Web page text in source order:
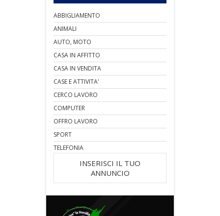
ABBIGLIAMENTO
ANIMALI
AUTO, MOTO
CASA IN AFFITTO
CASA IN VENDITA
CASE E ATTIVITA'
CERCO LAVORO
COMPUTER
OFFRO LAVORO
SPORT
TELEFONIA
INSERISCI IL TUO
ANNUNCIO